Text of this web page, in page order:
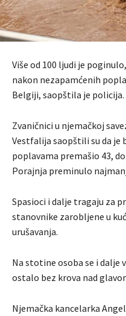
Više od 100 ljudi je
nakon nezapamćenih
Belgiji, saopštila je policija.
Zvaničnici u njemačkoj
Vestfalija saopštili su da
poplavama premašio 43,
Porajnja preminulo
Spasioci i dalje tragaju za
stanovnike zarobljene u
urušavanja.
Na stotine osoba se i dalje
ostalo bez krova nad
Njemačka kancelarka